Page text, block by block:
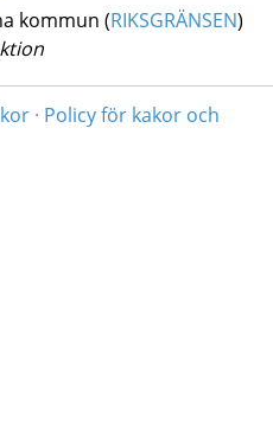
kommun (RIKSGRÄNSEN)
· Policy för kakor och